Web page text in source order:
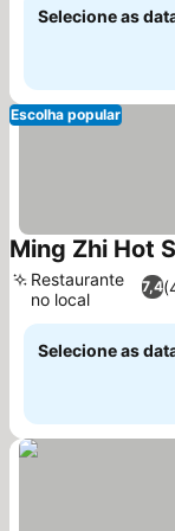
Selecione as
Escolha popular
Ming Zhi Hot
7,4
Restaurante
no local
Selecione as